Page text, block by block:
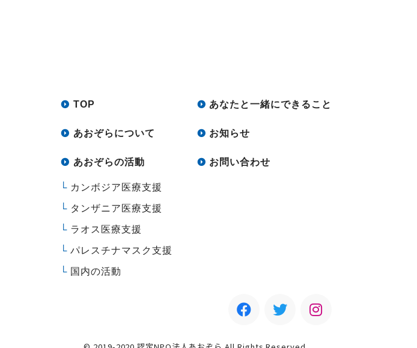
TOP
あおぞらについて
あおぞらの活動
カンボジア医療支援
タンザニア医療支援
ラオス医療支援
パレスチナマスク支援
国内の活動
あなたと一緒にできること
お知らせ
お問い合わせ